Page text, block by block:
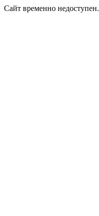
Сайт временно недоступен.